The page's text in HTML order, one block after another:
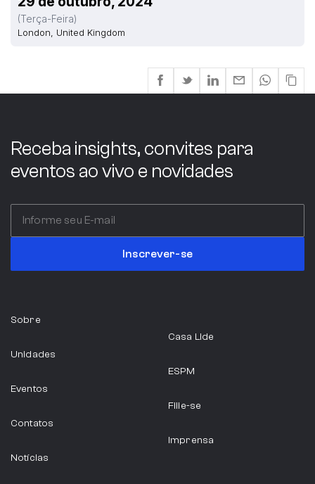
(terça-Feira)
London, United Kingdom
Receba insights, convites para
eventos ao vivo e novidades
Inscrever-se
Sobre
Unidades
Eventos
Contatos
Notícias
Casa Lide
ESPM
Filie-se
Imprensa